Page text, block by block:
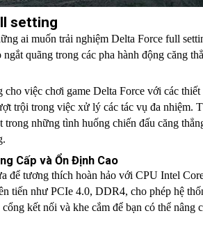
setting
ai muốn trải nghiệm Delta Force full
quãng trong các pha hành động căng
việc chơi game Delta Force với các
trội trong việc xử lý các tác vụ đa nhiệm.
những tình huống chiến đấu căng
Cấp và Ổn Định Cao
để tương thích hoàn hảo với CPU Intel
tiến như PCIe 4.0, DDR4, cho phép hệ
kết nối và khe cắm để bạn có thể nâng